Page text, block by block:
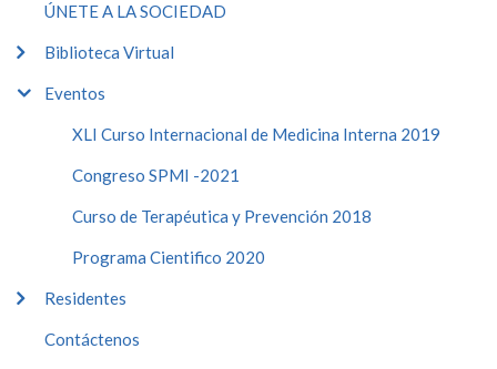
ÚNETE A LA SOCIEDAD
Biblioteca Virtual
Eventos
XLI Curso Internacional de Medicina Interna 2019
Congreso SPMI -2021
Curso de Terapéutica y Prevención 2018
Programa Cientifico 2020
Residentes
Contáctenos